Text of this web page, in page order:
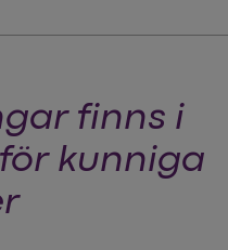
finns i
kunniga